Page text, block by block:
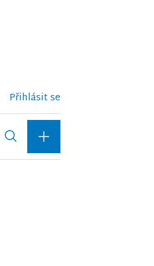
Přihlásit se